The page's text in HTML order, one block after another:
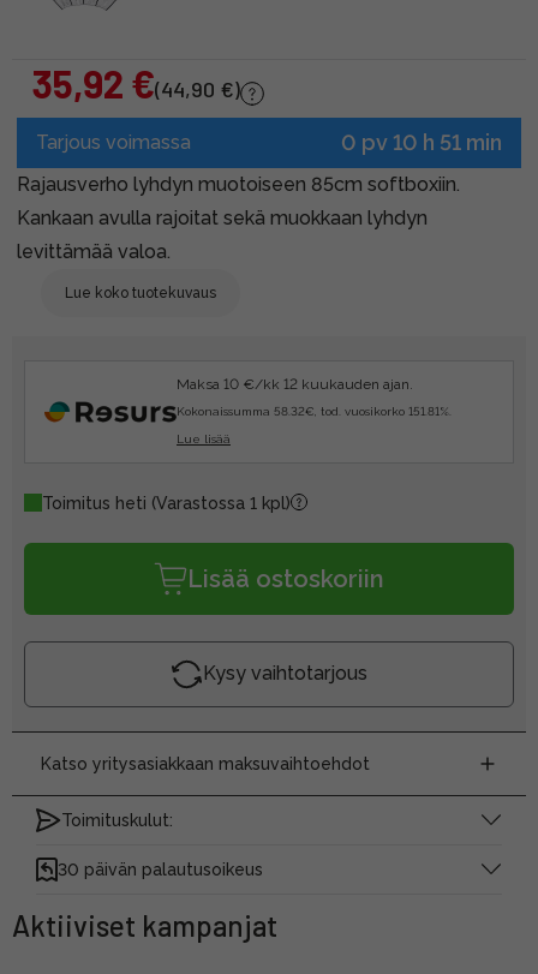
35,92 €(44,90 €)
Tarjous voimassa 0 pv 10 h 51 min
Rajausverho lyhdyn muotoiseen 85cm softboxiin.
Kankaan avulla rajoitat sekä muokkaan lyhdyn
levittämää valoa.
Lue koko tuotekuvaus
Maksa 10 €/kk 12 kuukauden ajan.
Kokonaissumma 58.32€, tod. vuosikorko 151.81%.
Lue lisää
Toimitus heti (Varastossa 1 kpl)
Lisää ostoskoriin
Kysy vaihtotarjous
Katso yritysasiakkaan maksuvaihtoehdot
Toimituskulut:
30 päivän palautusoikeus
Aktiiviset kampanjat